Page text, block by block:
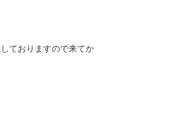
ておりますので来てか